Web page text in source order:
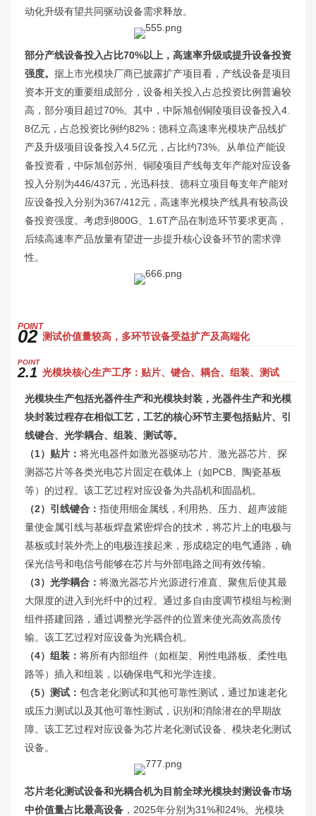
动化升级有望共同驱动设备需求释放。
部分产线设备投入占比70%以上，高速率升级或提升设备投资
强度。 据上市光模块厂商已披露扩产项目看，产线设备是项目
资本开支的重要组成部分，设备相关投入占总投资比例普遍较
高，部分项目超过70%。其中，中际旭创铜陵项目设备投入4.
8亿元，占总投资比例约82%；德科立高速率光模块产品线扩
产及升级项目设备投入4.5亿元，占比约73%。从单位产能设
备投资看，中际旭创苏州、铜陵项目产线每支年产能对应设备
投入分别为446/437元，光迅科技、德科立项目每支年产能对
应设备投入分别为367/412元，高速率光模块产线具有较高设
备投资强度。考虑到800G、1.6T产品在制造环节要求更高，
后续高速率产品放量有望进一步提升核心设备环节的需求弹
性。
POINT
02 测试价值量较高，多环节设备受益扩产及高端化
POINT
2.1 光模块核心生产工序：贴片、键合、耦合、组装、测试
光模块生产包括光器件生产和光模块封装，光器件生产和光模
块封装过程存在相似工艺，工艺的核心环节主要包括贴片、引
线键合、光学耦合、组装、测试等。
（1）贴片： 将光电器件如激光器驱动芯片、激光器芯片、探
测器芯片等各类光电芯片固定在载体上（如PCB、陶瓷基板
等）的过程。该工艺过程对应设备为共晶机和固晶机。
（2）引线键合： 指使用细金属线，利用热、压力、超声波能
量使金属引线与基板焊盘紧密焊合的技术，将芯片上的电极与
基板或封装外壳上的电极连接起来，形成稳定的电气通路，确
保光信号和电信号能够在芯片与外部电路之间有效传输。
（3）光学耦合： 将激光器芯片光源进行准直、聚焦后使其最
大限度的进入到光纤中的过程。通过多自由度调节模组与检测
组件搭建回路，通过调整光学器件的位置来使光高效高质传
输。该工艺过程对应设备为光耦合机。
（4）组装： 将所有内部组件（如框架、刚性电路板、柔性电
路等）插入和组装，以确保电气和光学连接。
（5）测试： 包含老化测试和其他可靠性测试，通过加速老化
或压力测试以及其他可靠性测试，识别和消除潜在的早期故
障。该工艺过程对应设备为芯片老化测试设备、模块老化测试
设备。
芯片老化测试设备和光耦合机为目前全球光模块封测设备市场
中价值量占比最高设备 ，2025年分别为31%和24%。光模块